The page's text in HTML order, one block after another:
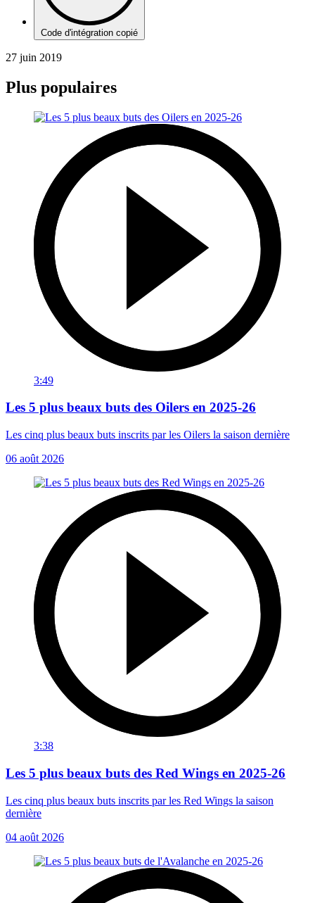
Code d'intégration copié
27 juin 2019
Plus populaires
3:49
Les 5 plus beaux buts des Oilers en 2025-26
Les cinq plus beaux buts inscrits par les Oilers la saison dernière
06 août 2026
3:38
Les 5 plus beaux buts des Red Wings en 2025-26
Les cinq plus beaux buts inscrits par les Red Wings la saison
dernière
04 août 2026